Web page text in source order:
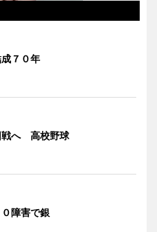
７０年
戦へ 高校野球
障害で銀